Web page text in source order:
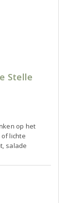
Stelle
op het
lichte
salade